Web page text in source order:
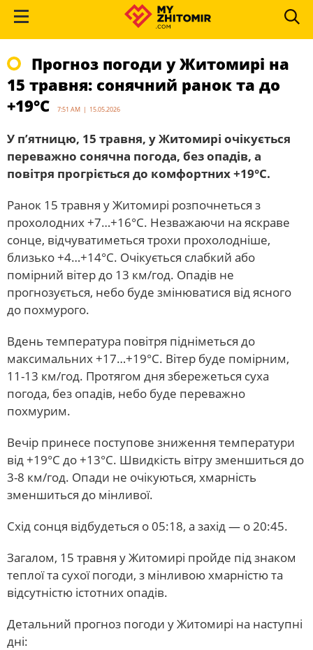
Прогноз погоди у Житомирі на
15 травня: сонячний ранок та до
+19°С
7:51 AM | 15.05.2026
У п’ятницю, 15 травня, у Житомирі очікується
переважно сонячна погода, без опадів, а
повітря прогріється до комфортних +19°С.
Ранок 15 травня у Житомирі розпочнеться з
прохолодних +7…+16°С. Незважаючи на яскраве
сонце, відчуватиметься трохи прохолодніше,
близько +4…+14°С. Очікується слабкий або
помірний вітер до 13 км/год. Опадів не
прогнозується, небо буде змінюватися від ясного
до похмурого.
Вдень температура повітря підніметься до
максимальних +17…+19°С. Вітер буде помірним,
11-13 км/год. Протягом дня збережеться суха
погода, без опадів, небо буде переважно
похмурим.
Вечір принесе поступове зниження температури
від +19°С до +13°С. Швидкість вітру зменшиться до
3-8 км/год. Опади не очікуються, хмарність
зменшиться до мінливої.
Схід сонця відбудеться о 05:18, а захід — о 20:45.
Загалом, 15 травня у Житомирі пройде під знаком
теплої та сухої погоди, з мінливою хмарністю та
відсутністю істотних опадів.
Детальний прогноз погоди у Житомирі на наступні
дні: